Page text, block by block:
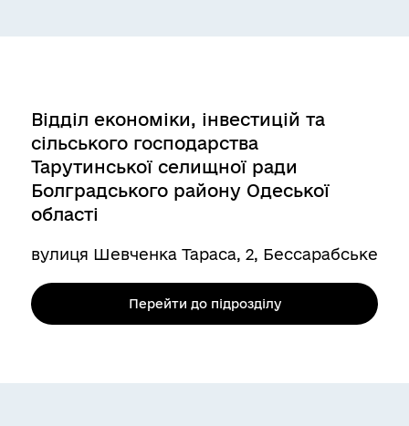
Відділ економіки, інвестицій та
сільського господарства
Тарутинської селищної ради
Болградського району Одеської
області
вулиця Шевченка Тараса, 2, Бессарабське
Перейти до підрозділу